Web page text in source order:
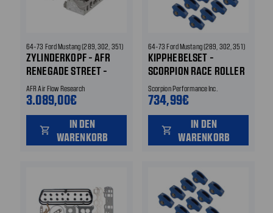
64-73 Ford Mustang (289, 302, 351)
ZYLINDERKOPF - AFR
RENEGADE STREET -
ALUMINIUM MIT 3/8"
KIPPHEBELBOLZEN
AFR Air Flow Research
3.089,00€
shopping_cart
IN DEN
WARENKORB
64-73 Ford Mustang (289, 302, 351)
KIPPHEBELSET -
SCORPION RACE ROLLER
SERIES - ALUMINIUM -
1.6 RATIO - 7/16
Scorpion Performance Inc.
734,99€
shopping_cart
IN DEN
WARENKORB